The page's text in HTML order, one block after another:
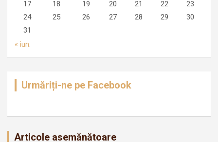
17
18 19 20 21 22
23
24
25 26 27 28 29
30
31
« iun.
Urmăriți-ne pe Facebook
Articole asemănătoare